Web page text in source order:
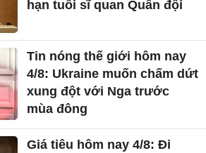
hạn tuổi sĩ quan Quân đội
Tin nóng thế giới hôm nay
4/8: Ukraine muốn chấm dứt
xung đột với Nga trước
mùa đông
Giá tiêu hôm nay 4/8: Đi